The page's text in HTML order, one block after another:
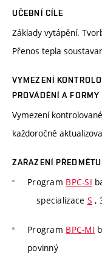
UČEBNÍ CÍLE
Základy vytápění.
Přenos tepla
VYMEZENÍ
PROVÁDĚNÍ A
Vymezení
každoročně
ZAŘAZENÍ
Program BPC-SI
specializace S ,
Program BPC-MI
povinný